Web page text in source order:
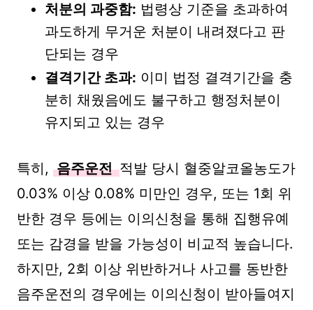
처분의 과중함: 법령상 기준을 초과하여
과도하게 무거운 처분이 내려졌다고 판
단되는 경우
결격기간 초과: 이미 법정 결격기간을 충
분히 채웠음에도 불구하고 행정처분이
유지되고 있는 경우
특히, 음주운전 적발 당시 혈중알코올농도가
0.03% 이상 0.08% 미만인 경우, 또는 1회 위
반한 경우 등에는 이의신청을 통해 집행유예
또는 감경을 받을 가능성이 비교적 높습니다.
하지만, 2회 이상 위반하거나 사고를 동반한
음주운전의 경우에는 이의신청이 받아들여지